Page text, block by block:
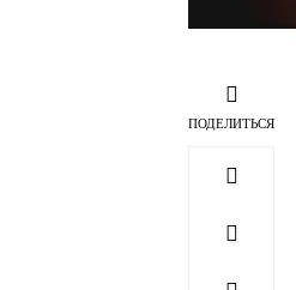
ПОДЕЛИТЬСЯ